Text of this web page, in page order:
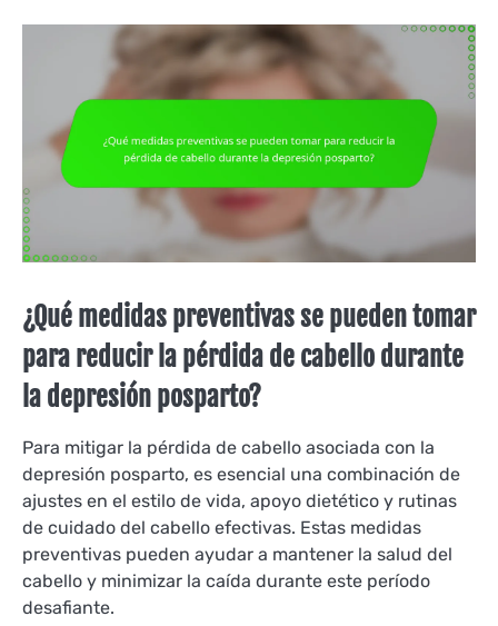
¿Qué medidas preventivas se pueden tomar
para reducir la pérdida de cabello durante
la depresión posparto?
Para mitigar la pérdida de cabello asociada con la
depresión posparto, es esencial una combinación de
ajustes en el estilo de vida, apoyo dietético y rutinas
de cuidado del cabello efectivas. Estas medidas
preventivas pueden ayudar a mantener la salud del
cabello y minimizar la caída durante este período
desafiante.